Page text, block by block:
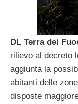
DL Terra dei
rilievo al decreto
aggiunta la
abitanti delle
disposte